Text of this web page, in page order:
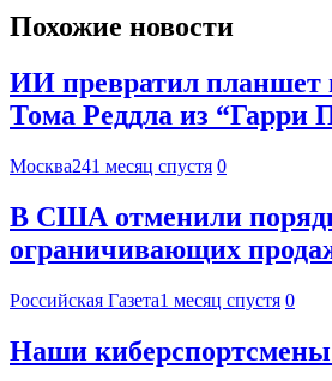
Похожие новости
ИИ превратил планшет
Тома Реддла из “Гарри
Москва241 месяц спустя 0
В США отменили
ограничивающих
Российская Газета1 месяц спустя 0
Наши